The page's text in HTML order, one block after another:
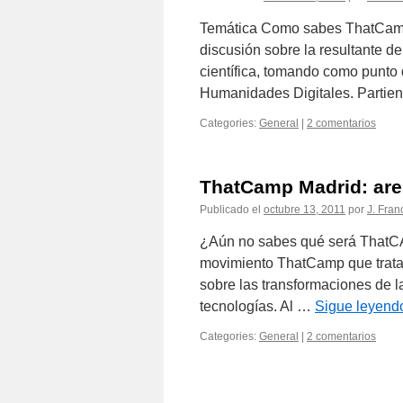
Temática Como sabes
discusión sobre la resultante
científica, tomando como
Humanidades Digitales.
Categories: General 2 comentarios
ThatCamp Madrid:
Publicado el octubre 13, 2011 por J.
¿Aún no sabes qué será
movimiento ThatCamp que
sobre las transformaciones de
tecnologías. Al … Sigue
Categories: General 2 comentarios